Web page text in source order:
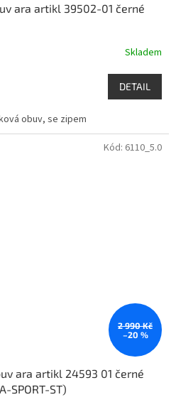
ara artikl 39502-01 černé
Skladem
DETAIL
obuv, se zipem
2 990 Kč
–20 %
ara artikl 24593 01 černé
SPORT-ST)
Kód: 6110_5.0